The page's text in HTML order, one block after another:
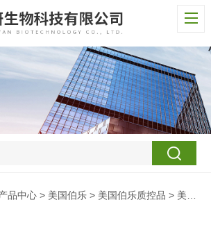
品中心 > 美国伯乐 > 美国伯乐质控品 > 美国伯乐液体不定值化学控制品（人）